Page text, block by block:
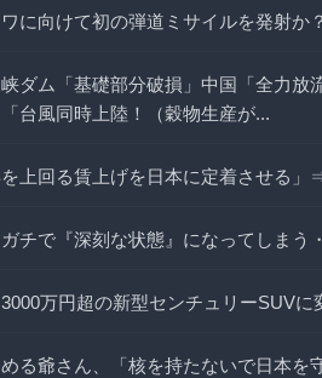
に向けて初の弾道ミサイルを発射か
ダム「基礎部分破損」中国「全力放
台風同時上陸！（穀物生産が...
上回る賃上げを日本に定着させる
チで『深刻な状態』になってしまう
万円超の新型センチュリーSUVに
る爺さん、「核を持たないで日本